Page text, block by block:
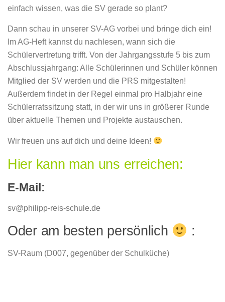
einfach wissen, was die SV gerade so plant?
Dann schau in unserer SV-AG vorbei und bringe dich ein!
Im AG-Heft kannst du nachlesen, wann sich die
Schülervertretung trifft. Von der Jahrgangsstufe 5 bis zum
Abschlussjahrgang: Alle Schülerinnen und Schüler können
Mitglied der SV werden und die PRS mitgestalten!
Außerdem findet in der Regel einmal pro Halbjahr eine
Schülerratssitzung statt, in der wir uns in größerer Runde
über aktuelle Themen und Projekte austauschen.
Wir freuen uns auf dich und deine Ideen!
Hier kann man uns erreichen:
E-Mail:
sv@philipp-reis-schule.de
Oder am besten persönlich :
SV-Raum (D007, gegenüber der Schulküche)